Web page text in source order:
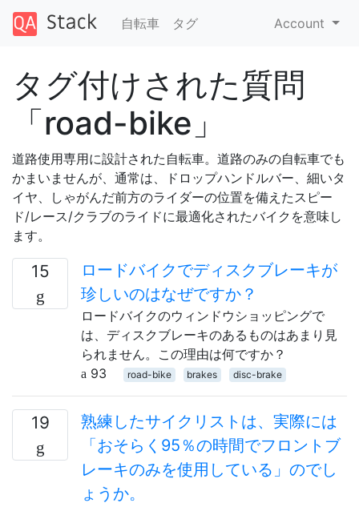
自転車 タグ Account
タグ付けされた質問
「road-bike」
道路使用専用に設計された自転車。道路のみの自転車でも
かまいませんが、通常は、ドロップハンドルバー、細いタ
イヤ、しゃがんだ前方のライダーの位置を備えたスピー
ド/レース/クラブのライドに最適化されたバイクを意味し
ます。
15
ロードバイクでディスクブレーキが
珍しいのはなぜですか？
ロードバイクのウィンドウショッピングで
は、ディスクブレーキのあるものはあまり見
られません。この理由は何ですか？
93
road-bike brakes disc-brake
19
熟練したサイクリストは、実際には
「おそらく95％の時間でフロントブ
レーキのみを使用している」のでし
ょうか。